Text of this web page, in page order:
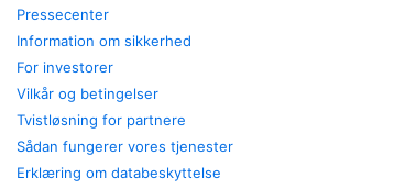
Pressecenter
Information om sikkerhed
For investorer
Vilkår og betingelser
Tvistløsning for partnere
Sådan fungerer vores tjenester
Erklæring om databeskyttelse